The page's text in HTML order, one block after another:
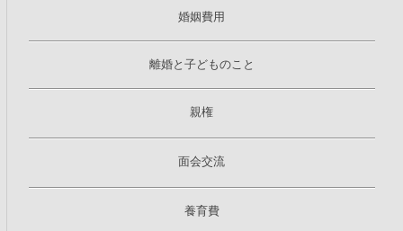
婚姻費用
離婚と子どものこと
親権
面会交流
養育費